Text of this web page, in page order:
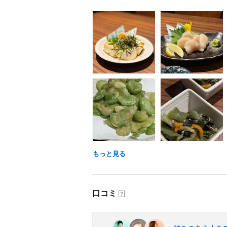
もっと見る
口コミ ？